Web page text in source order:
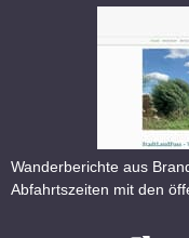
Wanderberichte aus
Abfahrtszeiten mit den